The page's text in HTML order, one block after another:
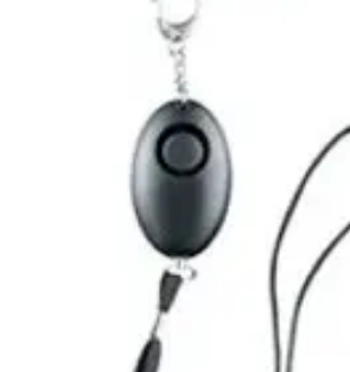
Consejos y Mantenimiento
Guía de Compra
Urgencia Alarma